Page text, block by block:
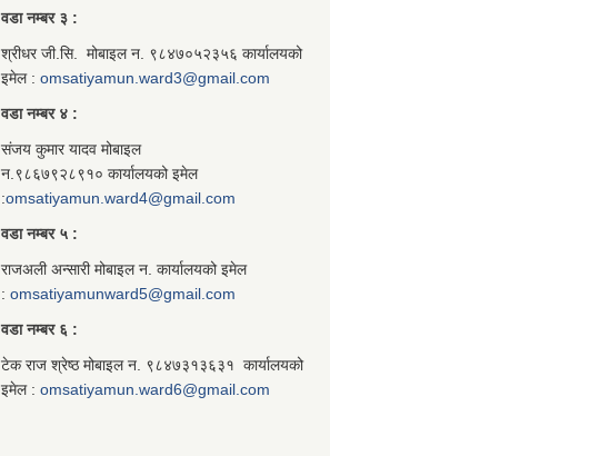
वडा नम्बर ३ :
श्रीधर जी.सि. मोबाइल न. ९८४७०५२३५६ कार्यालयको
इमेल : omsatiyamun.ward3@gmail.com
वडा नम्बर ४ :
संजय कुमार यादव मोबाइल
न.९८६७९२८९१० कार्यालयको इमेल
:omsatiyamun.ward4@gmail.com
वडा नम्बर ५ :
राजअली अन्सारी मोबाइल न. कार्यालयको इमेल
: omsatiyamunward5@gmail.com
वडा नम्बर ६ :
टेक राज श्रेष्ठ मोबाइल न. ९८४७३१३६३१ कार्यालयको
इमेल : omsatiyamun.ward6@gmail.com